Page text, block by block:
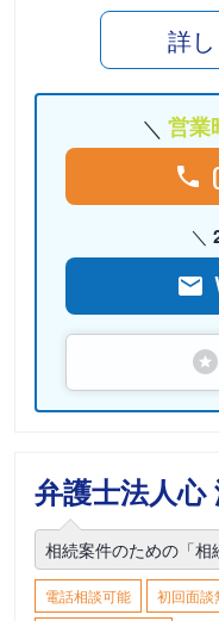
詳
営業
弁護士法人心
相続案件のための「相
電話相談可能 初回面談